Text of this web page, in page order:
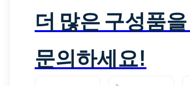
더 많은 구성품
문의하세요!